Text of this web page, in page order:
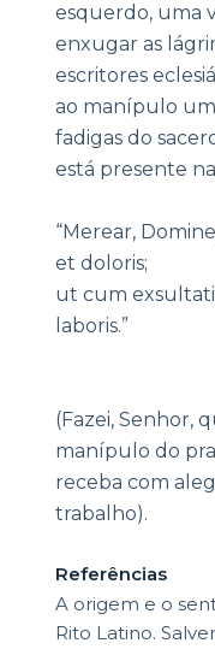
esquerdo, uma
enxugar as
escritores
ao manípulo um
fadigas do
está presente
“Merear,
et doloris;
ut cum
laboris.”
(Fazei, Senhor,
manípulo do
receba com
trabalho).
Referências
A origem e o
Rito Latino.